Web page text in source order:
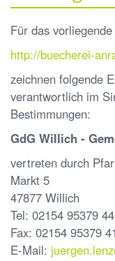
Für das
http://buecherei-
zeichnen folgende
verantwortlich im
Bestimmungen:
GdG Willich -
vertreten durch
Markt 5
47877 Willich
Tel: 02154 95379
Fax: 02154 95379
E-Mail: